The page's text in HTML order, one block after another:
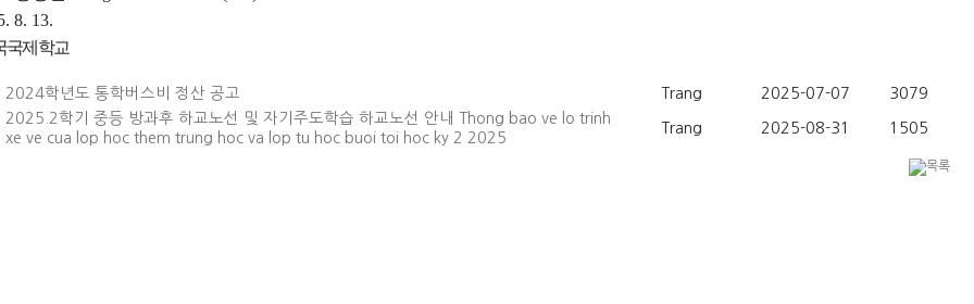
8. 13.
국제학교
2024학년도 통학버스비 정산 공고 Trang 2025-07-07 3079
2025.2학기 중등 방과후 하교노선 및 자기주도학습 하교노선 안내 Thong bao ve lo trinh
xe ve cua lop hoc them trung hoc va lop tu hoc buoi toi hoc ky 2 2025
Trang 2025-08-31 1505